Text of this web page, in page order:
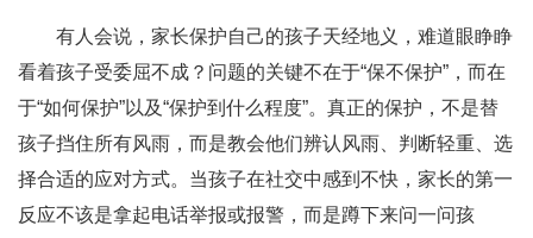
有人会说，家长保护自己的孩子天经地义，难道眼睁睁
看着孩子受委屈不成？问题的关键不在于“保不保护”，而在
于“如何保护”以及“保护到什么程度”。真正的保护，不是替
孩子挡住所有风雨，而是教会他们辨认风雨、判断轻重、选
择合适的应对方式。当孩子在社交中感到不快，家长的第一
反应不该是拿起电话举报或报警，而是蹲下来问一问孩